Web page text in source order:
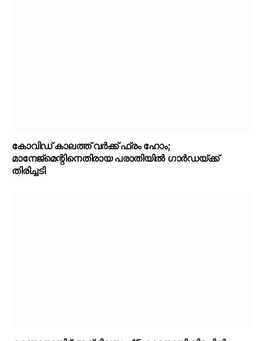
കോവിഡ് കാലത്ത് വർക്ക് ഫ്രം ഹോം;
മാനേജ്‌മെന്റിനെതിരായ പരാതിയിൽ ഗാർഡയ്ക്ക്
തിരിച്ചടി